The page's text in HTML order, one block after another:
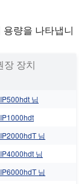
량을 나타냅니
장 장치
님
님
님
님